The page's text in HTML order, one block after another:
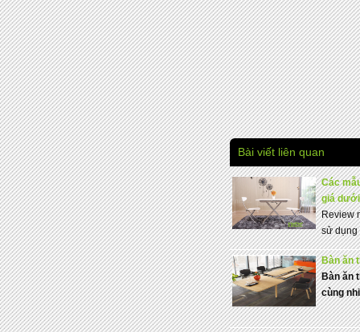
Bài viết liên quan
Các
giá
Review
sử dụng
Bàn ăn
Bàn ăn
cùng